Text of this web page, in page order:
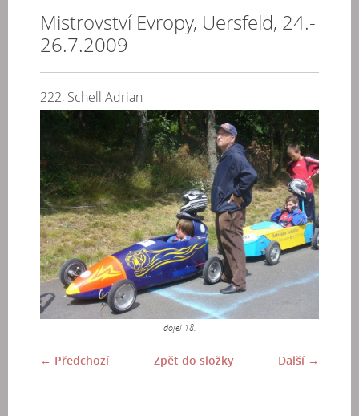
Mistrovství Evropy, Uersfeld, 24.-
26.7.2009
222, Schell Adrian
dojel 18.
← Předchozí Další →
Zpět do složky